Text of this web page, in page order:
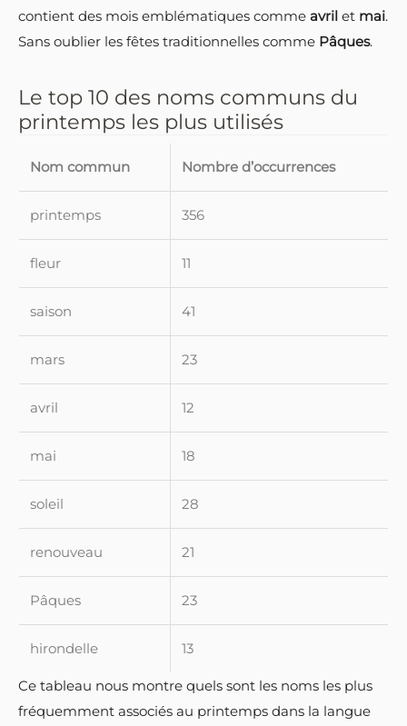
contient des mois emblématiques comme avril et mai.
Sans oublier les fêtes traditionnelles comme Pâques.
Le top 10 des noms communs du
printemps les plus utilisés
Nom commun Nombre d’occurrences
printemps 356
fleur 11
saison 41
mars 23
avril 12
mai 18
soleil 28
renouveau 21
Pâques 23
hirondelle 13
Ce tableau nous montre quels sont les noms les plus
fréquemment associés au printemps dans la langue